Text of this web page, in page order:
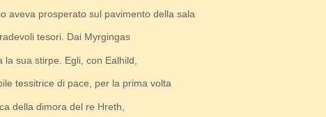
aveva prosperato sul pavimento della sala
tesori. Dai Myrgingas
la sua stirpe. Egli, con Ealhild,
tessitrice di pace, per la prima volta
della dimora del re Hreth,